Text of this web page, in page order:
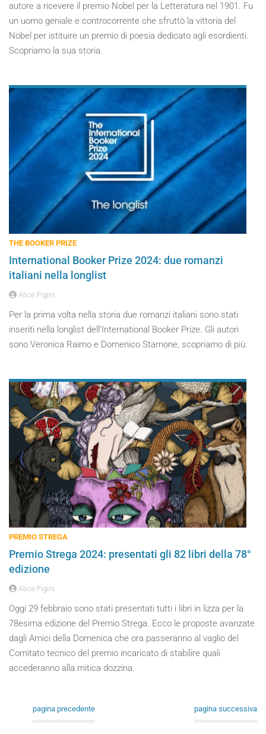
autore a ricevere il premio Nobel per la Letteratura nel 1901. Fu
un uomo geniale e controcorrente che sfruttò la vittoria del
Nobel per istituire un premio di poesia dedicato agli esordienti.
Scopriamo la sua storia.
THE BOOKER PRIZE
International Booker Prize 2024: due romanzi
italiani nella longlist
Alice Figini
Per la prima volta nella storia due romanzi italiani sono stati
inseriti nella longlist dell’International Booker Prize. Gli autori
sono Veronica Raimo e Domenico Starnone, scopriamo di più.
PREMIO STREGA
Premio Strega 2024: presentati gli 82 libri della 78°
edizione
Alice Figini
Oggi 29 febbraio sono stati presentati tutti i libri in lizza per la
78esima edizione del Premio Strega. Ecco le proposte avanzate
dagli Amici della Domenica che ora passeranno al vaglio del
Comitato tecnico del premio incaricato di stabilire quali
accederanno alla mitica dozzina.
pagina precedente pagina successiva